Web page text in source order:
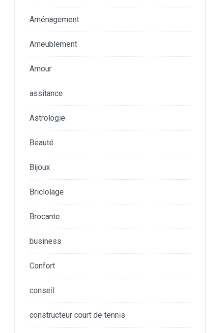
Aménagement
Ameublement
Amour
assitance
Astrologie
Beauté
Bijoux
Briclolage
Brocante
business
Confort
conseil
constructeur court de tennis